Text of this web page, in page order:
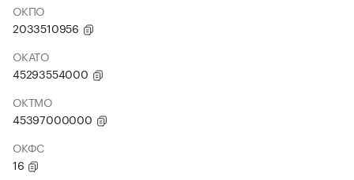
ОКПО
2033510956
ОКАТО
45293554000
ОКТМО
45397000000
ОКФС
16